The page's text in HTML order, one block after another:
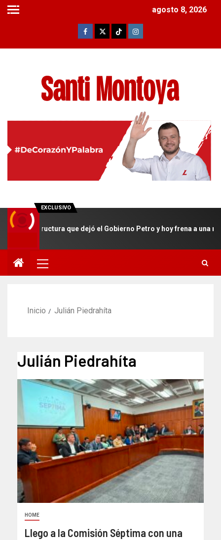
agosto 8, 2026
EXCLUSIVO
que dejó el Gobierno Petro y hoy frena a una región
Inicio Julián Piedrahíta
Julián Piedrahíta
HOME
Llego a la Comisión Séptima con una